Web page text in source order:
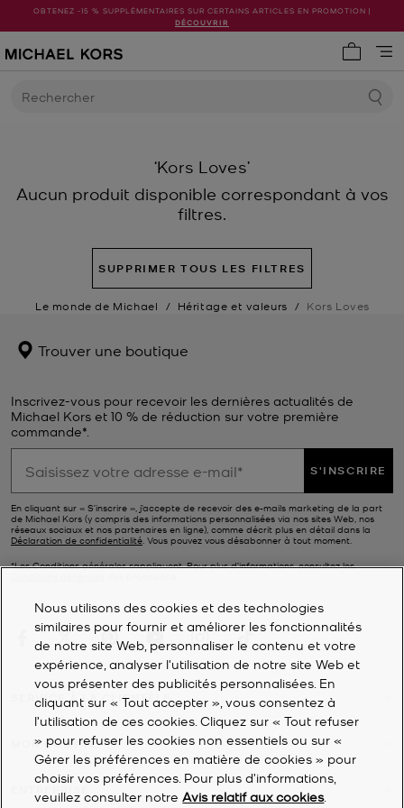
OBTENEZ -15 % SUPPLÉMENTAIRES SUR CERTAINS ARTICLES EN PROMOTION |
DÉCOUVRIR
Rechercher
‘Kors Loves’
Aucun produit disponible correspondant à vos
filtres.
SUPPRIMER TOUS LES FILTRES
Le monde de Michael / Héritage et valeurs / Kors Loves
Trouver une boutique
Inscrivez-vous pour recevoir les dernières actualités de
Michael Kors et 10 % de réduction sur votre première
commande*.
S'INSCRIRE
En cliquant sur « S’inscrire », j’accepte de recevoir des e-mails marketing de la part
de Michael Kors (y compris des informations personnalisées via nos sites Web, nos
réseaux sociaux et nos partenaires en ligne), comme décrit plus en détail dans la
Déclaration de confidentialité. Vous pouvez vous désabonner à tout moment.
*Les Conditions générales sappliquent. Pour plus d’informations, consultez les
SERVICE À LA CLIENTÈLE
MON COMPTE
ENTREPRISE
Nous utilisons des cookies et des technologies
similaires pour fournir et améliorer les fonctionnalités
de notre site Web, personnaliser le contenu et votre
expérience, analyser l'utilisation de notre site Web et
vous présenter des publicités personnalisées. En
cliquant sur « Tout accepter », vous consentez à
l’utilisation de ces cookies. Cliquez sur « Tout refuser
» pour refuser les cookies non essentiels ou sur «
Gérer les préférences en matière de cookies » pour
choisir vos préférences. Pour plus d’informations,
veuillez consulter notreAvis relatif aux cookies.